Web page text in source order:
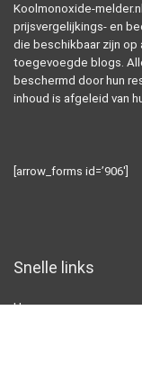
Koolmonoxide-
prijsvergelijkings- en
die beschikbaar zijn op
toegevoegde blogs.
beschermd door hun
inhoud is afgeleid van
[arrow_forms id=’906′]
Snelle links
Home